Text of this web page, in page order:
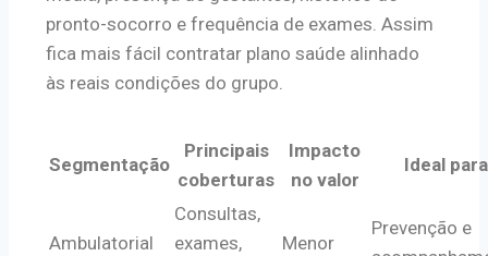
pronto-socorro e frequência de exames. Assim
fica mais fácil contratar plano saúde alinhado
às reais condições do grupo.
Segmentação
Principais
coberturas
Impacto
no valor
Ideal para
Ambulatorial
Consultas,
exames,
Menor
Prevenção e